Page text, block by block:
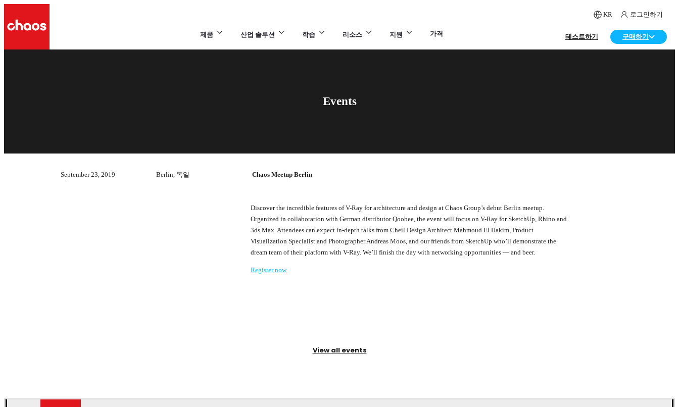
KR 로그인하기
제품 산업 솔루션 학습 리소스 지원 가격 테스트하기 구매하기
Events
September 23, 2019 Berlin, 독일 Chaos Meetup Berlin
Discover the incredible features of V-Ray for architecture and design at Chaos Group’s debut Berlin meetup.
Organized in collaboration with German distributor Qoobee, the event will focus on V-Ray for SketchUp, Rhino and
3ds Max. Attendees can expect in-depth talks from Cheil Design Architect Mahmoud El Hakim, Product
Visualization Specialist and Photographer Andreas Moos, and our friends from SketchUp who’ll demonstrate the
dream team of their platform with V-Ray. We’ll finish the day with networking opportunities — and beer.
Register now
View all events